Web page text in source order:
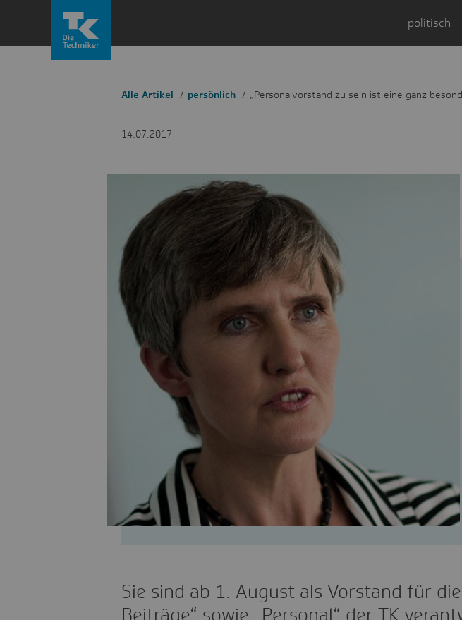
politisch
Alle Artikel persönlich „Personalvorstand zu sein ist eine ganz
14.07.2017
Sie sind ab 1. August als Vorstand für
Beiträge“ sowie „Personal“ der TK